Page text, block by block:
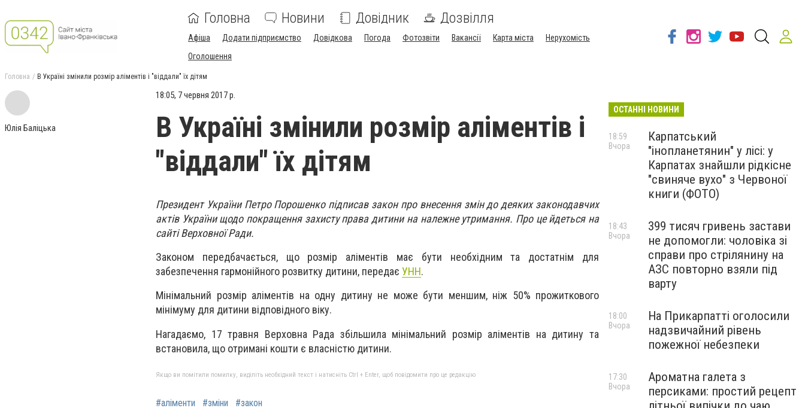
Головна Новини Довідник Дозвілля
Афіша Додати підприємство Довідкова Погода Фотозвіти Вакансії Карта міста
Нерухомість
Оголошення
Головна В Україні змінили розмір аліментів і "віддали" їх дітям
Юлія Баліцька
18:05, 7 червня 2017 р.
В Україні змінили розмір аліментів і
"віддали" їх дітям
Президент України Петро Порошенко підписав закон про внесення змін до деяких законодавчих
актів України щодо покращення захисту права дитини на належне утримання. Про це йдеться на
сайті Верховної Ради.
Законом передбачається, що розмір аліментів має бути необхідним та достатнім для
забезпечення гармонійного розвитку дитини, передає УНН.
Мінімальний розмір аліментів на одну дитину не може бути меншим, ніж 50% прожиткового
мінімуму для дитини відповідного віку.
Нагадаємо, 17 травня Верховна Рада збільшила мінімальний розмір аліментів на дитину та
встановила, що отримані кошти є власністю дитини.
Якщо ви помітили помилку, виділіть необхідний текст і натисніть Ctrl + Enter, щоб повідомити про це редакцію
#аліменти #зміни #закон
ОСТАННІ НОВИНИ
Карпатський
"інопланетянин" у лісі: у
Карпатах знайшли рідкісне
"свиняче вухо" з Червоної
книги (ФОТО)
18:59
Вчора
399 тисяч гривень застави
не допомогли: чоловіка зі
справи про стрілянину на
АЗС повторно взяли під
варту
18:43
Вчора
На Прикарпатті оголосили
надзвичайний рівень
пожежної небезпеки
18:00
Вчора
Ароматна галета з
персиками: простий рецепт
17:30
Вчора